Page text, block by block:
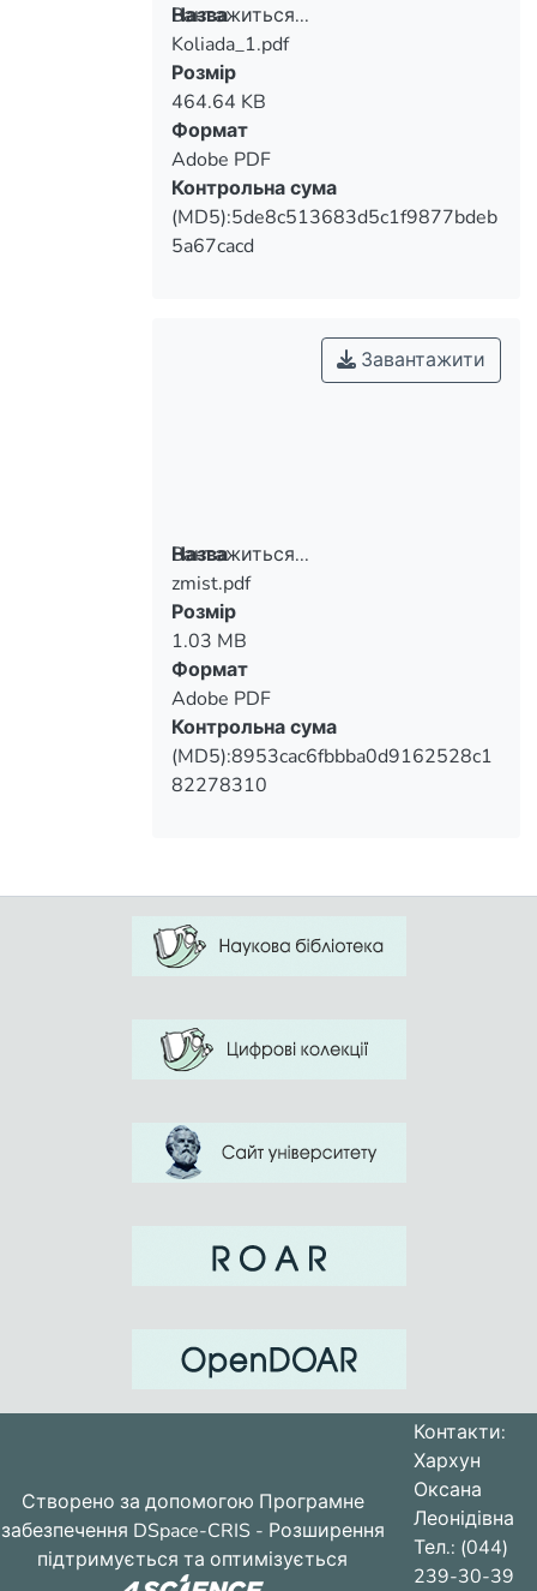
Вантажиться...
Вантажиться...
Назва
Koliada_1.pdf
Розмір
464.64 KB
Формат
Adobe PDF
Контрольна сума
(MD5):5de8c513683d5c1f9877bdeb
5a67cacd
Вантажиться...
Вантажиться...
Завантажити
Назва
zmist.pdf
Розмір
1.03 MB
Формат
Adobe PDF
Контрольна сума
(MD5):8953cac6fbbba0d9162528c1
82278310
Створено за допомогою Програмне
забезпечення DSpace-CRIS - Розширення
підтримується та оптимізується
Контакти:
Хархун
Оксана
Леонідівна
Тел.: (044)
239-30-39